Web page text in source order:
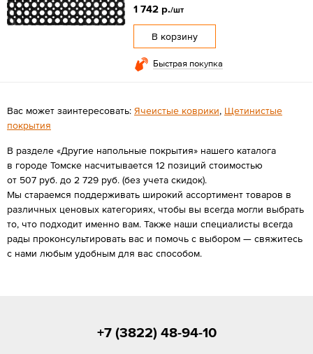
1 742 р./шт
В корзину
Быстрая покупка
Вас может заинтересовать: Ячеистые коврики, Щетинистые
покрытия
В разделе «Другие напольные покрытия» нашего каталога
в городе Томске насчитывается 12 позиций стоимостью
от 507 руб. до 2 729 руб. (без учета скидок).
Мы стараемся поддерживать широкий ассортимент товаров в
различных ценовых категориях, чтобы вы всегда могли выбрать
то, что подходит именно вам. Также наши специалисты всегда
рады проконсультировать вас и помочь с выбором — свяжитесь
с нами любым удобным для вас способом.
+7 (3822) 48-94-10